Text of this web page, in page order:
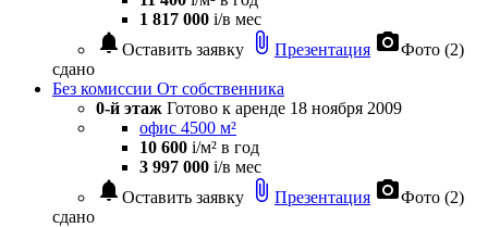
1 817 000 i/в мес
notifications Оставить заявку attach_file Презентация photo_cameraФото (2)
сдано
Без комиссии От собственника
0-й этаж Готово к аренде 18 ноября 2009
офис 4500 м²
10 600 i/м² в год
3 997 000 i/в мес
notifications Оставить заявку attach_file Презентация photo_cameraФото (2)
сдано